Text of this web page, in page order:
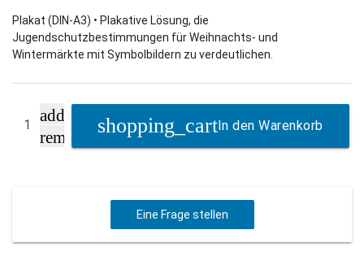
Plakat (DIN-A3) • Plakative Lösung, die
Jugendschutzbestimmungen für Weihnachts- und
Wintermärkte mit Symbolbildern zu verdeutlichen.
add
remove
In den Warenkorb
Eine Frage stellen